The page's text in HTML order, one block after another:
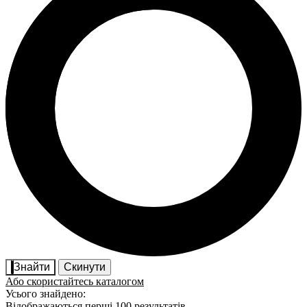
Знайти
Скинути
Або скористайтесь каталогом
Усього знайдено: